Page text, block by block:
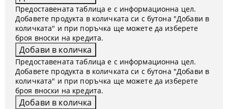
Предоставената таблица е с информационна цел.
Добавете продукта в количката си с бутона "Добави в
количката" и при поръчка ще можете да изберете
броя вноски на кредита.
Предоставената таблица е с информационна цел.
Добавете продукта в количката си с бутона "Добави в
количката" и при поръчка ще можете да изберете
броя вноски на кредита.